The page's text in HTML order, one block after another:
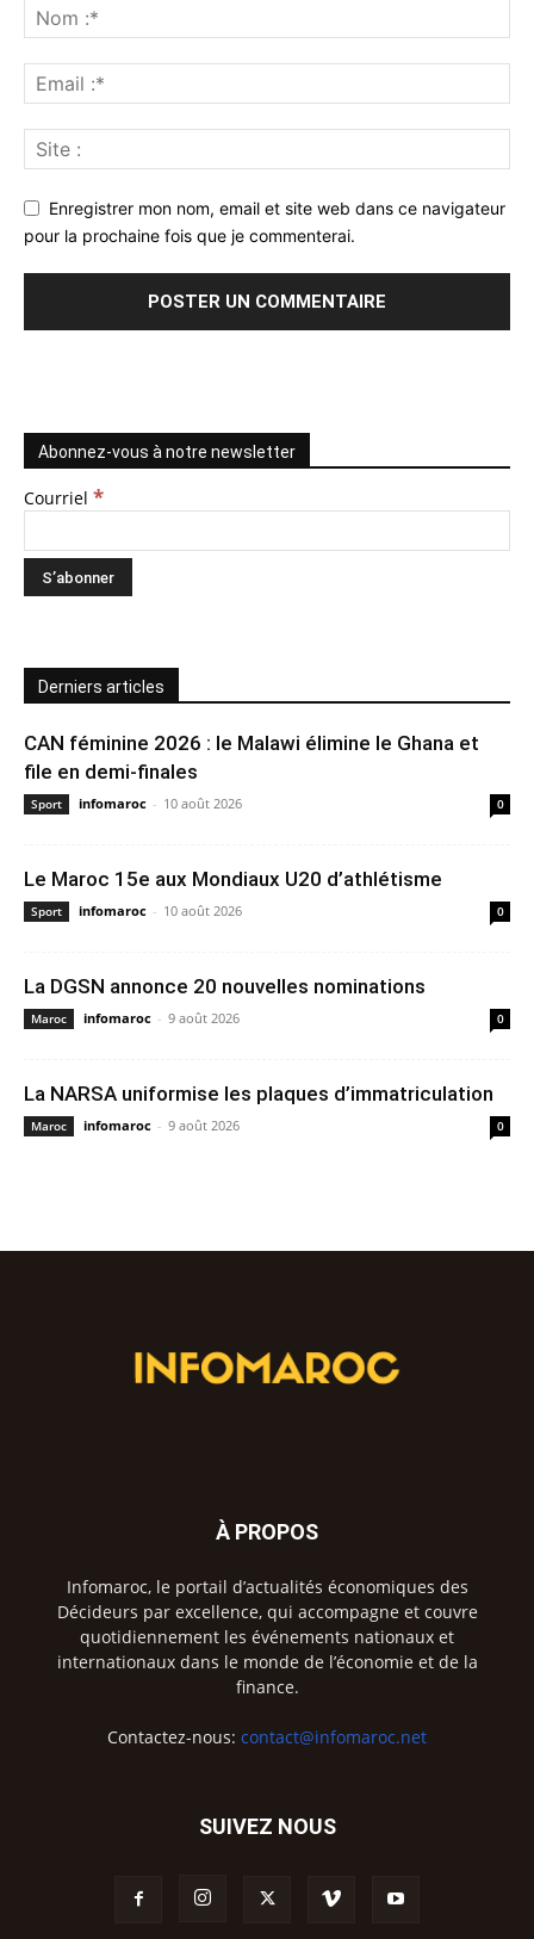
Enregistrer mon nom, email et site web dans ce navigateur
pour la prochaine fois que je commenterai.
Abonnez-vous à notre newsletter
Courriel *
Derniers articles
CAN féminine 2026 : le Malawi élimine le Ghana et
file en demi-finales
Sport infomaroc - 10 août 2026 0
Le Maroc 15e aux Mondiaux U20 d’athlétisme
Sport infomaroc - 10 août 2026 0
La DGSN annonce 20 nouvelles nominations
Maroc infomaroc - 9 août 2026 0
La NARSA uniformise les plaques d’immatriculation
Maroc infomaroc - 9 août 2026 0
À PROPOS
Infomaroc, le portail d’actualités économiques des
Décideurs par excellence, qui accompagne et couvre
quotidiennement les événements nationaux et
internationaux dans le monde de l’économie et de la
finance.
Contactez-nous: contact@infomaroc.net
SUIVEZ NOUS